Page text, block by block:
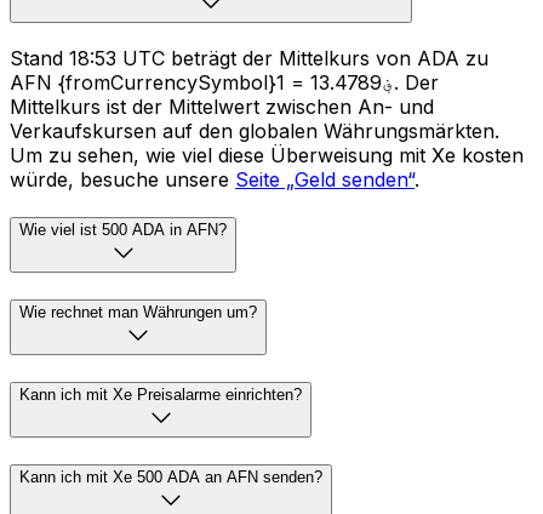
Stand 18:53 UTC beträgt der Mittelkurs von ADA zu
AFN {fromCurrencySymbol}1 = ؋13.4789. Der
Mittelkurs ist der Mittelwert zwischen An- und
Verkaufskursen auf den globalen Währungsmärkten.
Um zu sehen, wie viel diese Überweisung mit Xe kosten
würde, besuche unsere Seite „Geld senden“.
Wie viel ist 500 ADA in AFN?
Wie rechnet man Währungen um?
Kann ich mit Xe Preisalarme einrichten?
Kann ich mit Xe 500 ADA an AFN senden?